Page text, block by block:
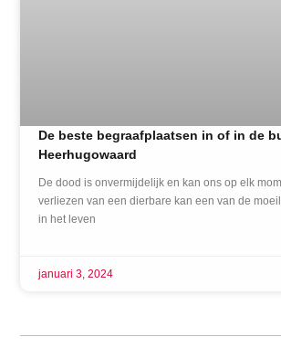
De beste begraafplaatsen in of in de
Heerhugowaard
De dood is onvermijdelijk en kan ons op elk
verliezen van een dierbare kan een van de
in het leven
januari 3, 2024